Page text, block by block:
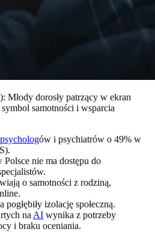
dorosły patrzący w ekran
samotności i wsparcia
psychologów i psychiatrów o 49% w
nie ma dostępu do
o samotności z rodziną,
izolację społeczną.
na AI wynika z potrzeby
i braku oceniania.